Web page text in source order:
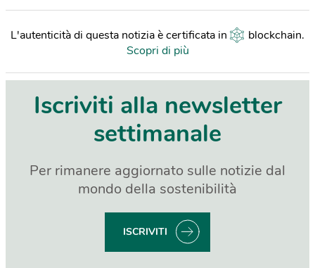
L'autenticità di questa notizia è certificata in blockchain.
Scopri di più
Iscriviti alla newsletter
settimanale
Per rimanere aggiornato sulle notizie dal
mondo della sostenibilità
ISCRIVITI